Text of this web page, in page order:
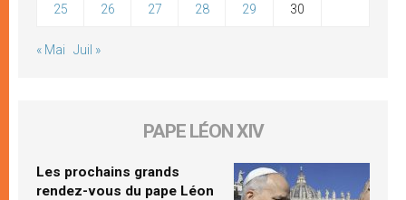
25 26 27 28 29 30
« Mai Juil »
PAPE LÉON XIV
Les prochains grands
rendez-vous du pape Léon